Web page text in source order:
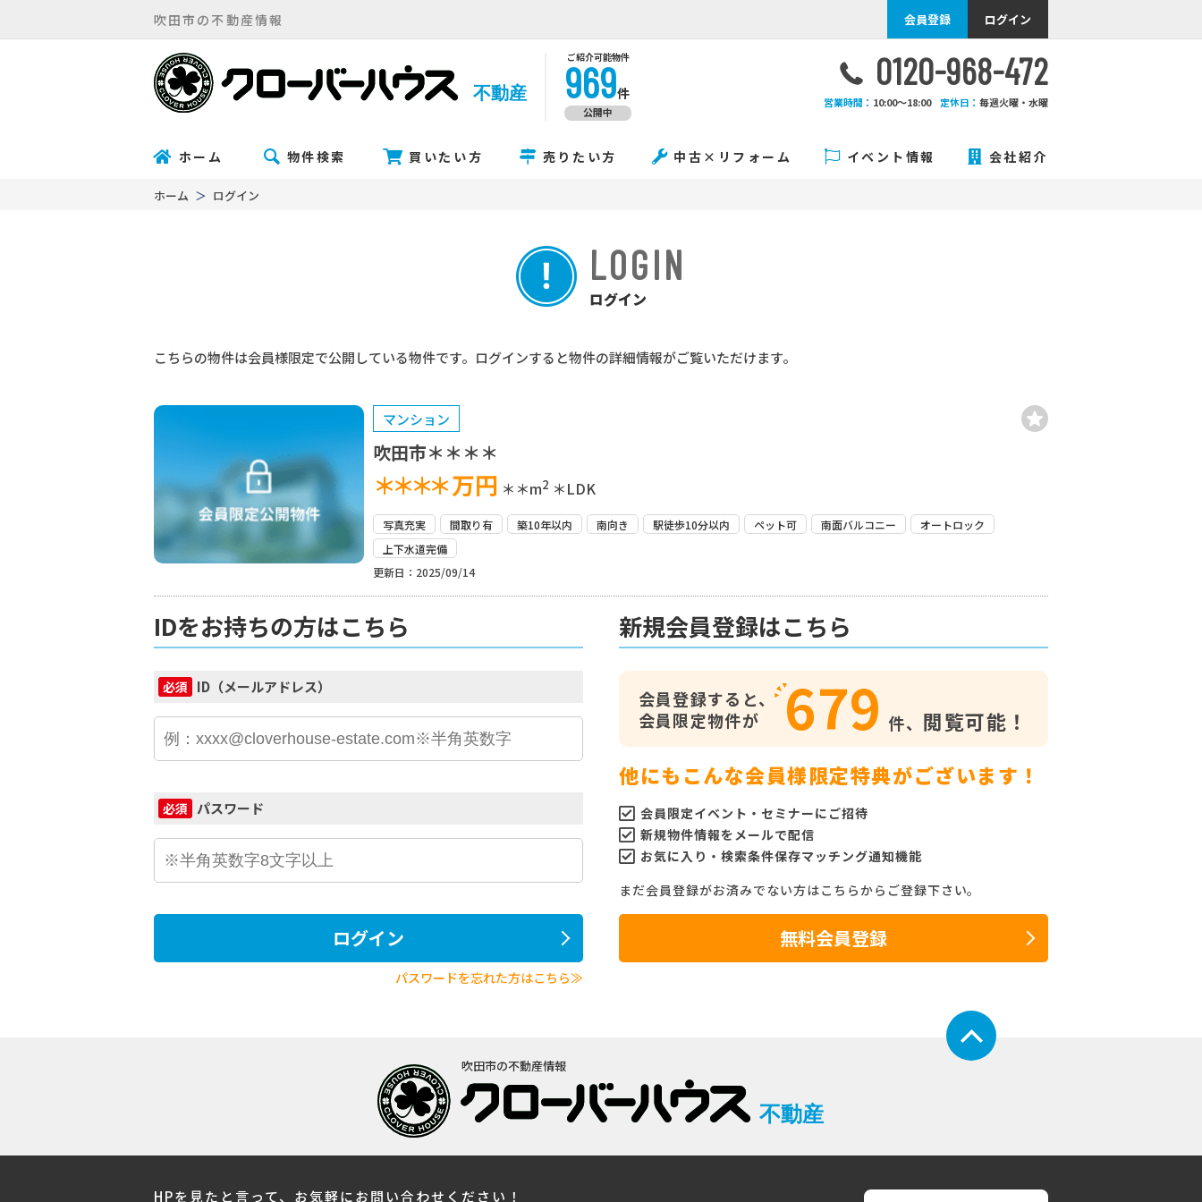
吹田市の不動産情報 会員登録 ログイン
不動産
ご紹介可能物件
969件
公開中
0120-968-472
営業時間： 10:00〜18:00 定休日： 毎週火曜・水曜
ホーム 物件検索 買いたい方 売りたい方 中古×リフォーム イベント情報 会社紹介
ホーム ログイン
LOGIN
ログイン
こちらの物件は会員様限定で公開している物件です。ログインすると物件の詳細情報がご覧いただけます。
マンション
吹田市＊＊＊＊
＊＊＊＊万円 ＊＊m2 ＊LDK
写真充実 間取り有 築10年以内 南向き 駅徒歩10分以内 ペット可 南面バルコニー
オートロック
上下水道完備
更新日：2025/09/14
IDをお持ちの方はこちら
必須 ID（メールアドレス）
必須 パスワード
ログイン
パスワードを忘れた方はこちら≫
新規会員登録はこちら
会員登録すると、
会員限定物件が
679 件、 閲覧可能！
他にもこんな会員様限定特典がございます！
会員限定イベント・セミナーにご招待
新規物件情報をメールで配信
お気に入り・検索条件保存マッチング通知機能
まだ会員登録がお済みでない方はこちらからご登録下さい。
無料会員登録
吹田市の不動産情報
不動産
HPを見たと言って、お気軽にお問い合わせください！